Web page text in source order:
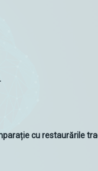
cu restaurările